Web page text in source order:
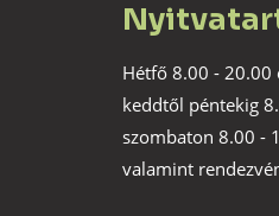
Hétfő 8.00 - 20.00
keddtől péntekig
szombaton 8.00 -
valamint